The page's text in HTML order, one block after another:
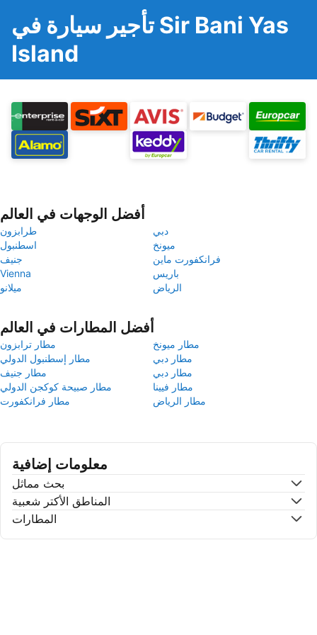
تأجير سيارة في Sir Bani Yas
Island
أفضل الوجهات في العالم
طرابزون
دبي
اسطنبول
ميونخ
جنيف
فرانكفورت ماين
Vienna
باريس
ميلانو
الرياض
أفضل المطارات في العالم
مطار ترابزون
مطار ميونخ
مطار إسطنبول الدولي
مطار دبي
مطار جنيف
مطار دبي
مطار صبيحة كوكجن الدولي
مطار فيينا
مطار فرانكفورت
مطار الرياض
معلومات إضافية
بحث مماثل
المناطق الأكتر شعبية
المطارات